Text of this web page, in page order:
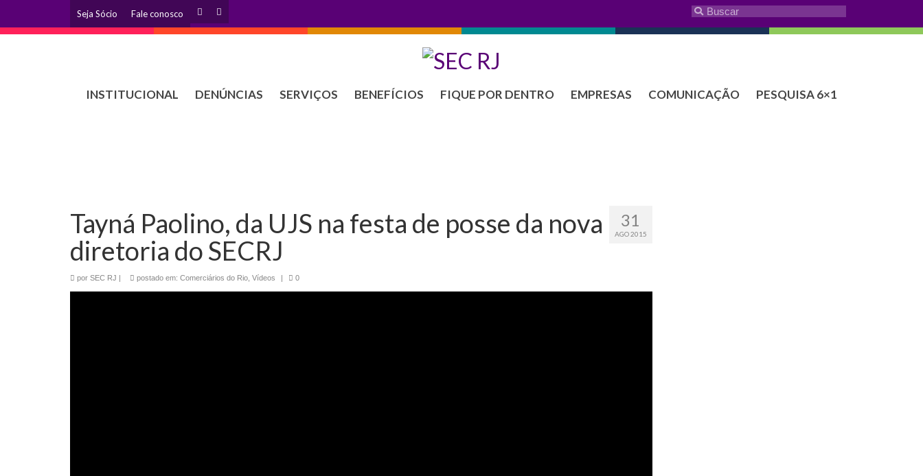
Seja Sócio Fale conosco
INSTITUCIONAL DENÚNCIAS SERVIÇOS BENEFÍCIOS FIQUE POR DENTRO EMPRESAS COMUNICAÇÃO PESQUISA 6×1
31
AGO 2015
Tayná Paolino, da UJS na festa de posse da nova
diretoria do SECRJ
por SEC RJ | postado em: Comerciários do Rio Vídeos | 0